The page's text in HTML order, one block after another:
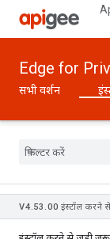
Edge for
सभी वर्शन
V4.53 .00 इंस्टॉल करने